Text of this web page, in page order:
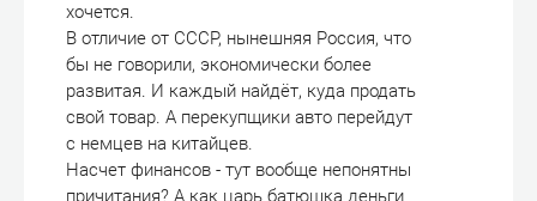
хочется.
В отличие от СССР, нынешняя Россия, что
бы не говорили, экономически более
развитая. И каждый найдёт, куда продать
свой товар. А перекупщики авто перейдут
с немцев на китайцев.
Насчет финансов - тут вообще непонятны
причитания? А как царь батюшка деньги